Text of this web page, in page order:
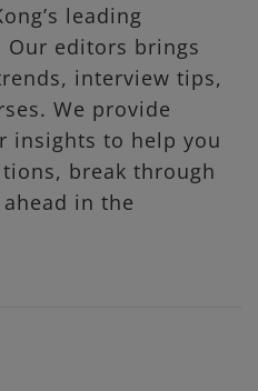
leading
editors brings
interview tips,
We provide
insights to help you
break through
in the